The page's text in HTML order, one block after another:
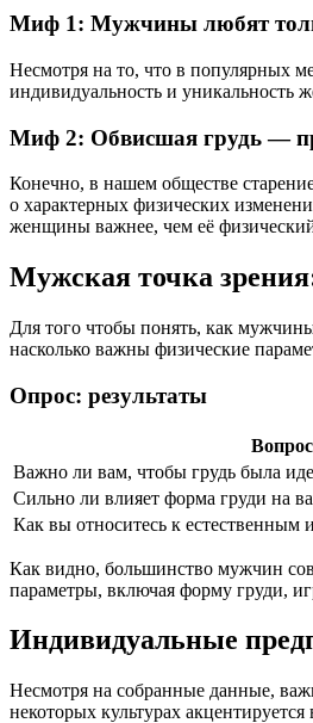
Миф 1: Мужчины любят
Несмотря на то, что в популярных
индивидуальность и
Миф 2: Обвисшая грудь —
Конечно, в нашем обществе
о характерных физических
женщины важнее, чем её
Мужская точка
Для того чтобы понять, как
насколько важны физические
Опрос: результаты
Вопрос
Важно ли вам, чтобы грудь была
Сильно ли влияет форма груди на
Как вы относитесь к
Как видно, большинство мужчин
параметры, включая форму груди,
Индивидуальные
Несмотря на собранные данные,
некоторых культурах